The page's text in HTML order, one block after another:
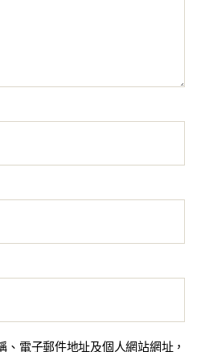
、電子郵件地址及個人網站網址，